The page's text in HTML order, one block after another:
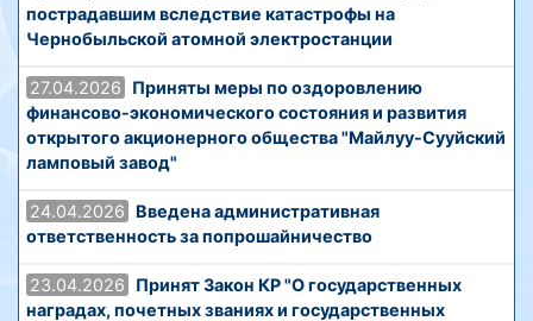
пострадавшим вследствие катастрофы на
Чернобыльской атомной электростанции
27.04.2026
Приняты меры по оздоровлению
финансово-экономического состояния и развития
открытого акционерного общества "Майлуу-Сууйский
ламповый завод"
24.04.2026
Введена административная
ответственность за попрошайничество
23.04.2026
Принят Закон КР "О государственных
наградах, почетных званиях и государственных